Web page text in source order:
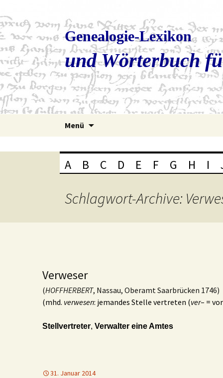
Genealogie-Lexikon
und Wörterbuch
Menü
A B C D E F G H I
Schlagwort-Archive:
Verweser
(HOFFHERBERT, Nassau, Oberamt Saarbrücken 1746)
(mhd. verwesen: jemandes Stelle vertreten (ver– =
Stellvertreter, Verwalter eine Amtes
31. Januar 2014